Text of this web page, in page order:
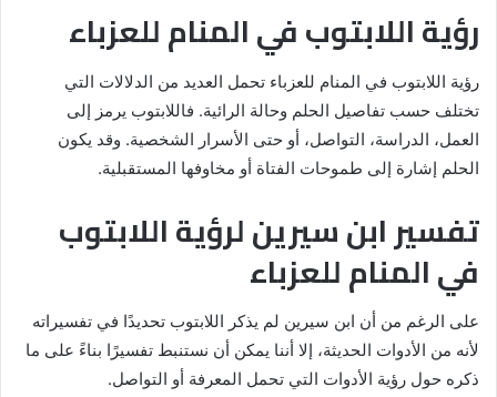
رؤية اللابتوب في المنام للعزباء
رؤية اللابتوب في المنام للعزباء تحمل العديد من الدلالات التي
تختلف حسب تفاصيل الحلم وحالة الرائية. فاللابتوب يرمز إلى
العمل، الدراسة، التواصل، أو حتى الأسرار الشخصية. وقد يكون
الحلم إشارة إلى طموحات الفتاة أو مخاوفها المستقبلية.
تفسير ابن سيرين لرؤية اللابتوب
في المنام للعزباء
على الرغم من أن ابن سيرين لم يذكر اللابتوب تحديدًا في تفسيراته
لأنه من الأدوات الحديثة، إلا أننا يمكن أن نستنبط تفسيرًا بناءً على ما
ذكره حول رؤية الأدوات التي تحمل المعرفة أو التواصل.